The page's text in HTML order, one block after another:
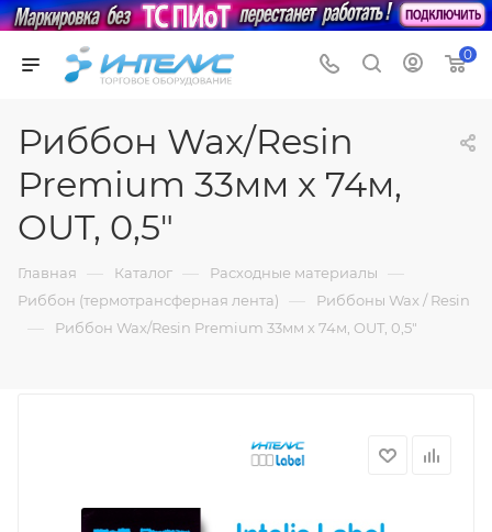
0
Риббон Wax/Resin
Premium 33мм х 74м,
OUT, 0,5"
Главная — Каталог — Расходные материалы —
Риббон (термотрансферная лента) — Риббоны Wax / Resin
— Риббон Wax/Resin Premium 33мм х 74м, OUT, 0,5"